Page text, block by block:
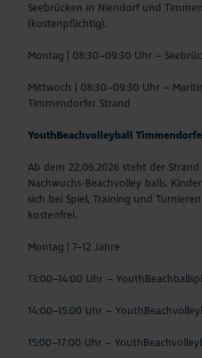
Seebrücken in Niendorf und
(kostenpflichtig).
Montag | 08:30–09:30 Uhr –
Mittwoch | 08:30–09:30 Uhr –
Timmendorfer Strand
YouthBeachvolleyball
Ab dem 22.06.2026 steht der
Nachwuchs-Beachvolley balls.
sich bei Spiel, Training und
kostenfrei.
Montag | 7–12 Jahre
13:00–14:00 Uhr –
14:00–15:00 Uhr –
15:00–17:00 Uhr –